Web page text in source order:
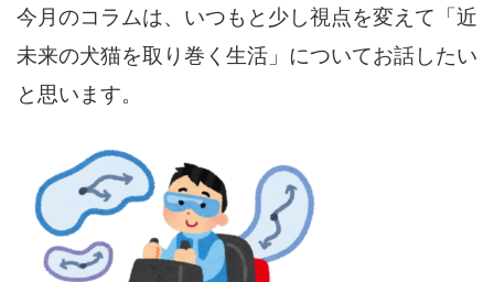
今月のコラムは、いつもと少し視点を変えて「近
未来の犬猫を取り巻く生活」についてお話したい
と思います。